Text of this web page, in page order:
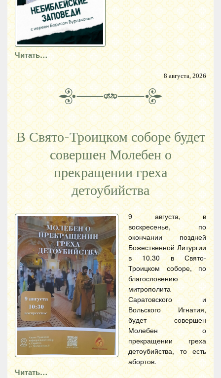
Читать…
8 августа, 2026
В Свято-Троицком соборе будет
совершен Молебен о
прекращении греха
детоубийства
9 августа, в
воскресенье, по
окончании поздней
Божественной Литургии
в 10.30 в Свято-
Троицком соборе, по
благословению
митрополита
Саратовского и
Вольского Игнатия,
будет совершен
Молебен о
прекращении греха
детоубийства, то есть
абортов.
Читать…